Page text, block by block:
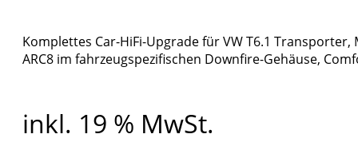
Komplettes Car-HiFi-Upgrade für VW T6.1 Transporter,
ARC8 im fahrzeugspezifischen Downfire-Gehäuse,
inkl. 19 % MwSt.